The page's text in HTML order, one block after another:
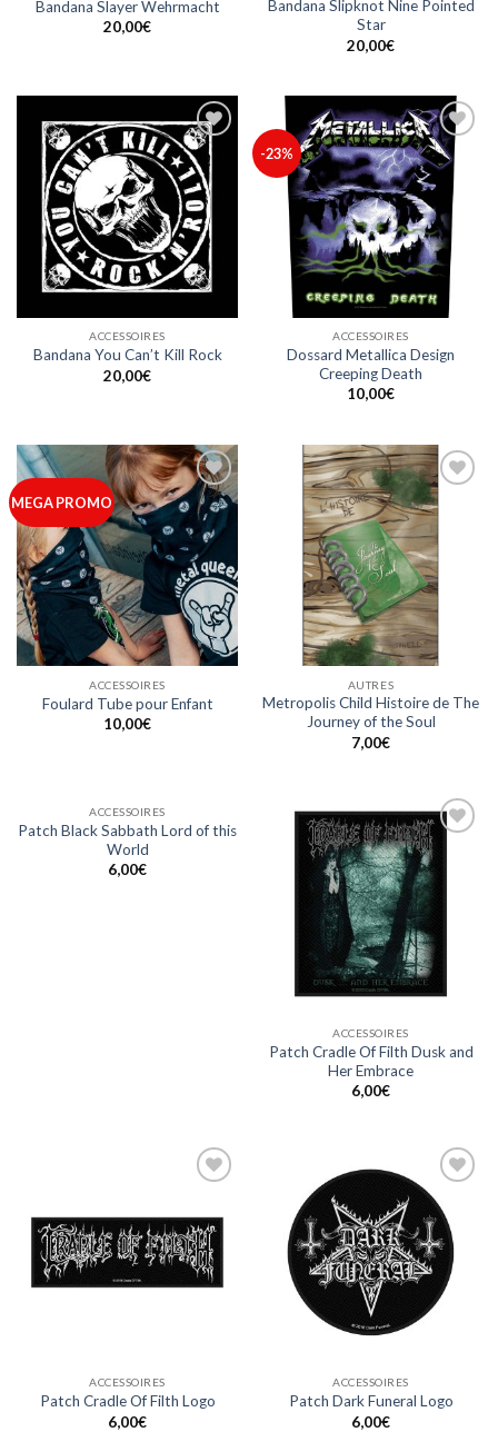
Bandana Slayer Wehrmacht
20,00€
Bandana Slipknot Nine Pointed
Star
20,00€
Ajouter
à ma
liste
ACCESSOIRES
Bandana You Can’t Kill Rock
20,00€
-23%
Ajouter
à ma
liste
ACCESSOIRES
Dossard Metallica Design
Creeping Death
10,00€
MEGA PROMO
Ajouter
à ma
liste
ACCESSOIRES
Foulard Tube pour Enfant
10,00€
Ajouter
à ma
AUTRES
Metropolis Child Histoire de The
Journey of the Soul
7,00€
ACCESSOIRES
Patch Black Sabbath Lord of this
World
6,00€
Ajouter
ACCESSOIRES
Patch Cradle Of Filth Dusk and
Her Embrace
6,00€
liste
ACCESSOIRES
Patch Cradle Of Filth Logo
6,00€
Ajouter
à ma
liste
ACCESSOIRES
Patch Dark Funeral Logo
6,00€